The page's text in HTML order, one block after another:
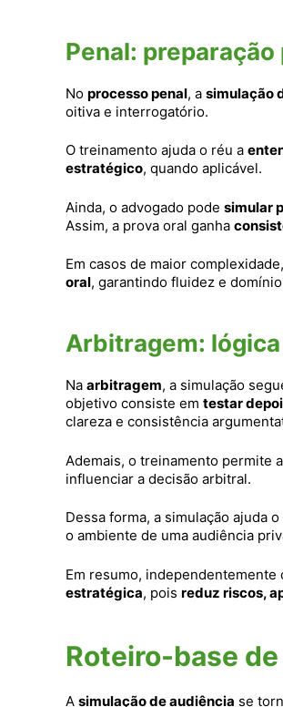
Penal:
No processo penal, a simulação
oitiva e interrogatório.
O treinamento ajuda o réu a
estratégico, quando aplicável.
Ainda, o advogado pode simular
Assim, a prova oral ganha
Em casos de maior
oral, garantindo fluidez e
Arbitragem:
Na arbitragem, a simulação
objetivo consiste em testar
clareza e consistência
Ademais, o treinamento permite
influenciar a decisão arbitral.
Dessa forma, a simulação ajuda
o ambiente de uma audiência
Em resumo, independentemente
estratégica, pois reduz riscos,
Roteiro-base
A simulação de audiência se